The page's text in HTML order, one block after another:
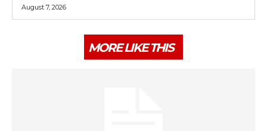
August 7, 2026
MORE LIKE THIS